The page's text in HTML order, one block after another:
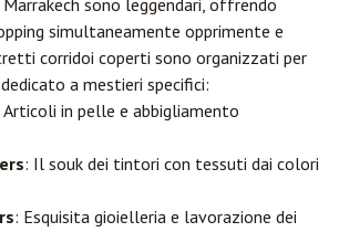
sono leggendari, offrendo
simultaneamente opprimente e
corridoi coperti sono organizzati per
a mestieri specifici:
Articoli in pelle e abbigliamento
: Il souk dei tintori con tessuti dai colori
: Esquisita gioielleria e lavorazione dei